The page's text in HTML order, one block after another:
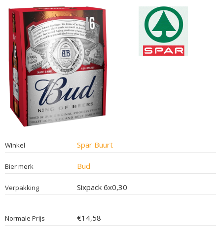
Winkel Spar Buurt
Bier merk Bud
Verpakking Sixpack 6x0,30
Normale Prijs €14,58